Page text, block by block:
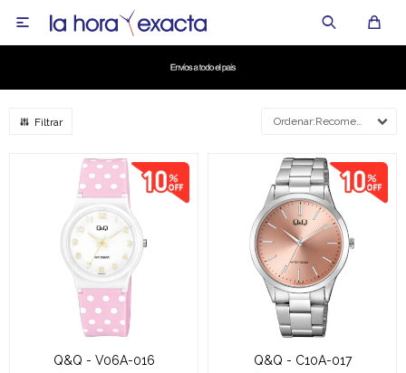

Recomendados
Q&Q - V06A-016 Q&Q - C10A-017